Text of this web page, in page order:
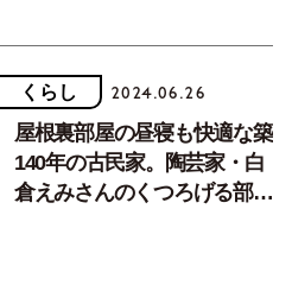
くらし 2024.06.26
屋根裏部屋の昼寝も快適な築
140年の古民家。陶芸家・白
倉えみさんのくつろげる部屋